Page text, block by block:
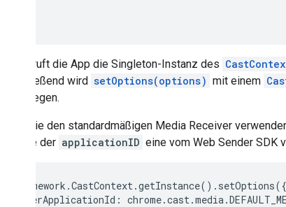
Zuerst ruft die App die Singleton-Instanz des
Anschließend wird setOptions(options) mit einem
festzulegen.
Wenn Sie den standardmäßigen Media Receiver
anstelle der applicationID eine vom Web Sender SDK
framework .CastContext.getInstance(). setOptions({
receiverApplicationId : chrome.cast.media.